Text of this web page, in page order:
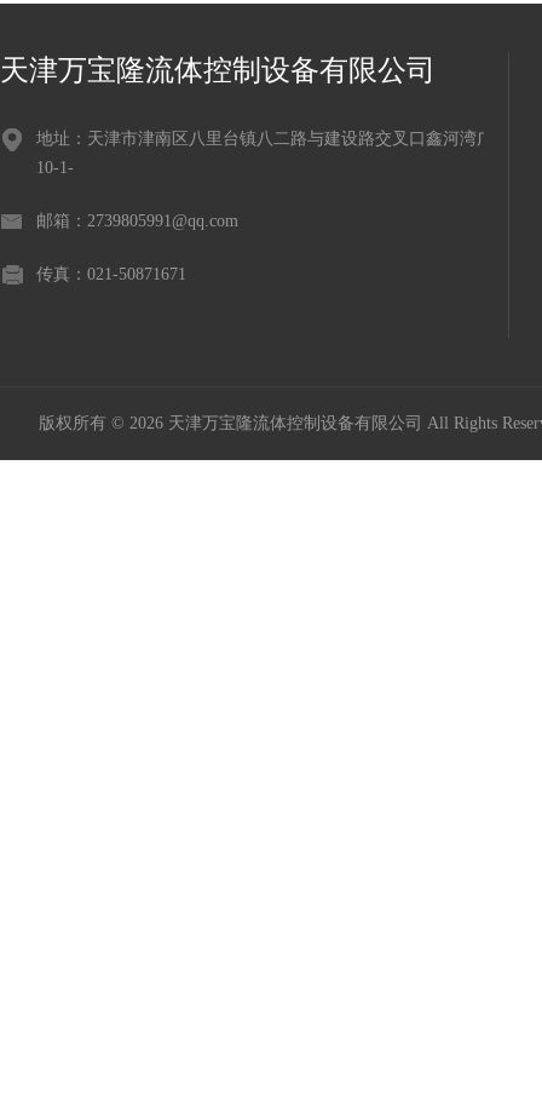
天津万宝隆流体控制设备有限公司
地址：天津市津南区八里台镇八二路与建设路交叉口鑫河湾广场
10-1-
邮箱：2739805991@qq.com
传真：021-50871671
版权所有 © 2026 天津万宝隆流体控制设备有限公司 All Rights